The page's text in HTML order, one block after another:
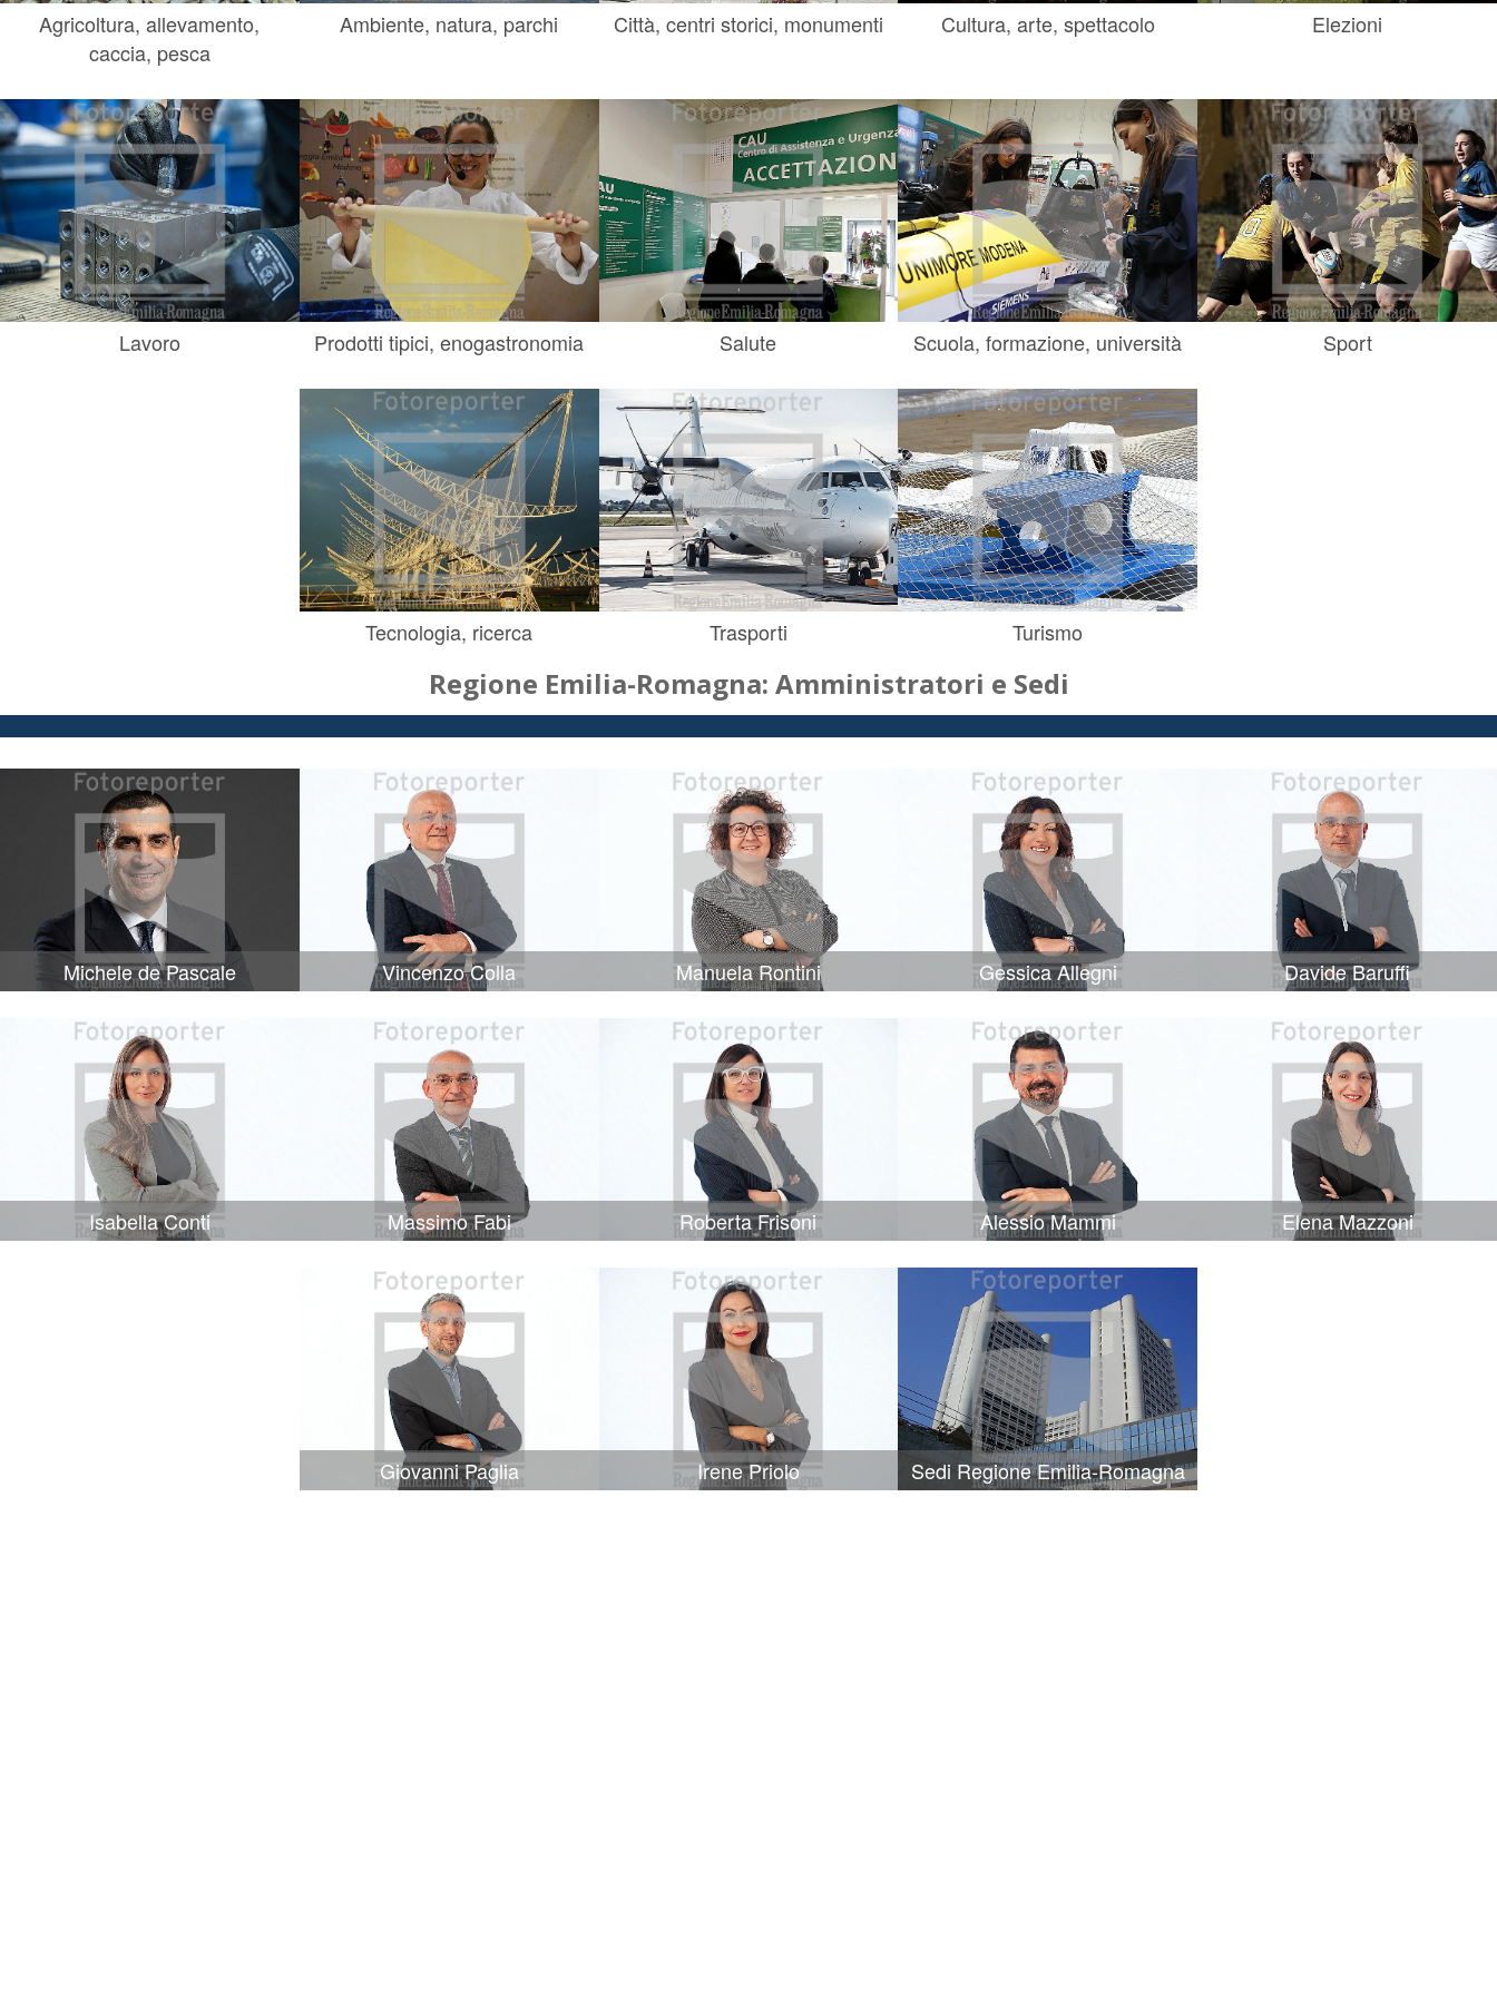
Agricoltura, allevamento,
caccia, pesca
Ambiente, natura, parchi Città, centri storici, monumenti Cultura, arte, spettacolo Elezioni
Lavoro Prodotti tipici, enogastronomia Salute Scuola, formazione, università Sport
Tecnologia, ricerca Trasporti Turismo
Regione Emilia-Romagna: Amministratori e Sedi
Michele de Pascale Vincenzo Colla Manuela Rontini Gessica Allegni Davide Baruffi
Isabella Conti Massimo Fabi Roberta Frisoni Alessio Mammi Elena Mazzoni
Giovanni Paglia Irene Priolo Sedi Regione Emilia-Romagna